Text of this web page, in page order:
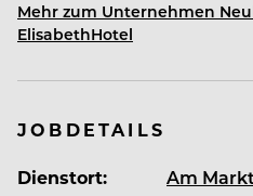
Neuhaus Zillertal Resort
Regionale Kulinarik, ein
unseren Gästen ein
Mehr zum Unternehmen
ElisabethHotel
JOBDETAILS
Dienstort:
Am